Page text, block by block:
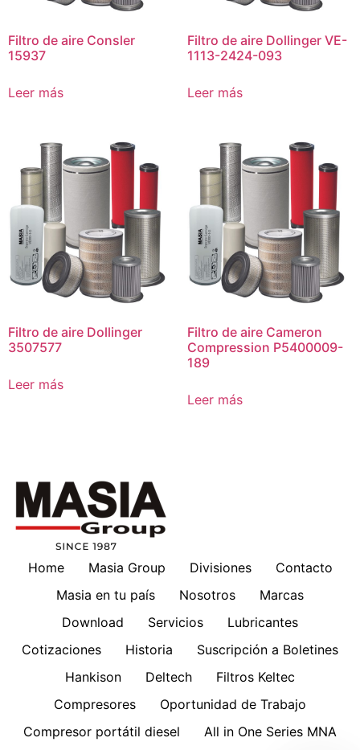
Filtro de aire Consler
15937
Leer más
Filtro de aire Dollinger VE-
1113-2424-093
Leer más
Filtro de aire Dollinger
3507577
Leer más
Filtro de aire Cameron
Compression P5400009-
189
Leer más
Home Masia Group Divisiones
Contacto
Masia en tu país
Nosotros
Marcas
Download
Servicios
Lubricantes
Cotizaciones
Historia
Suscripción a Boletines
Hankison
Deltech
Filtros Keltec
Compresores
Oportunidad de Trabajo
Compresor portátil diesel
All in One Series MNA